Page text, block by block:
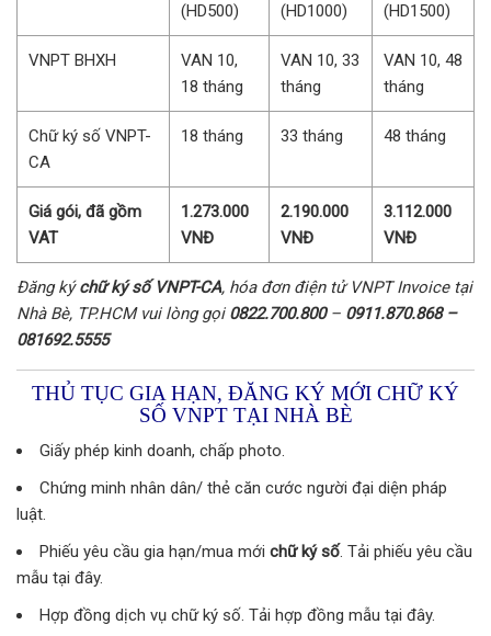
(HD500) (HD1000) (HD1500)
VNPT BHXH
VAN 10,
18 tháng
VAN 10, 33
tháng
VAN 10, 48
tháng
Chữ ký số VNPT-
CA
18 tháng 33 tháng 48 tháng
Giá gói, đã gồm
VAT
1.273.000
VNĐ
2.190.000
VNĐ
3.112.000
VNĐ
Đăng kýchữ ký số VNPT-CA, hóa đơn điện tử VNPT Invoice tại
Nhà Bè, TP.HCM vui lòng gọi 0822.700.800– 0911.870.868 –
081692.5555
THỦ TỤC GIA HẠN, ĐĂNG KÝ MỚI CHỮ KÝ
SỐ VNPT TẠI NHÀ BÈ
Giấy phép kinh doanh, chấp photo.
Chứng minh nhân dân/ thẻ căn cước người đại diện pháp
luật.
Phiếu yêu cầu gia hạn/mua mới chữ ký số . Tải phiếu yêu cầu
mẫu tại đây.
Hợp đồng dịch vụ chữ ký số. Tải hợp đồng mẫu tại đây.